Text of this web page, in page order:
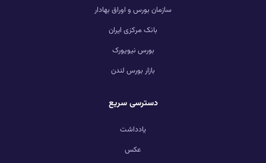
سازمان بورس و اوراق بهادار
بانک مرکزی ایران
بورس نیویورک
بازار بورس لندن
دسترسی سریع
یادداشت
عکس